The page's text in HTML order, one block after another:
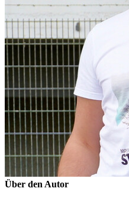
Über den Autor